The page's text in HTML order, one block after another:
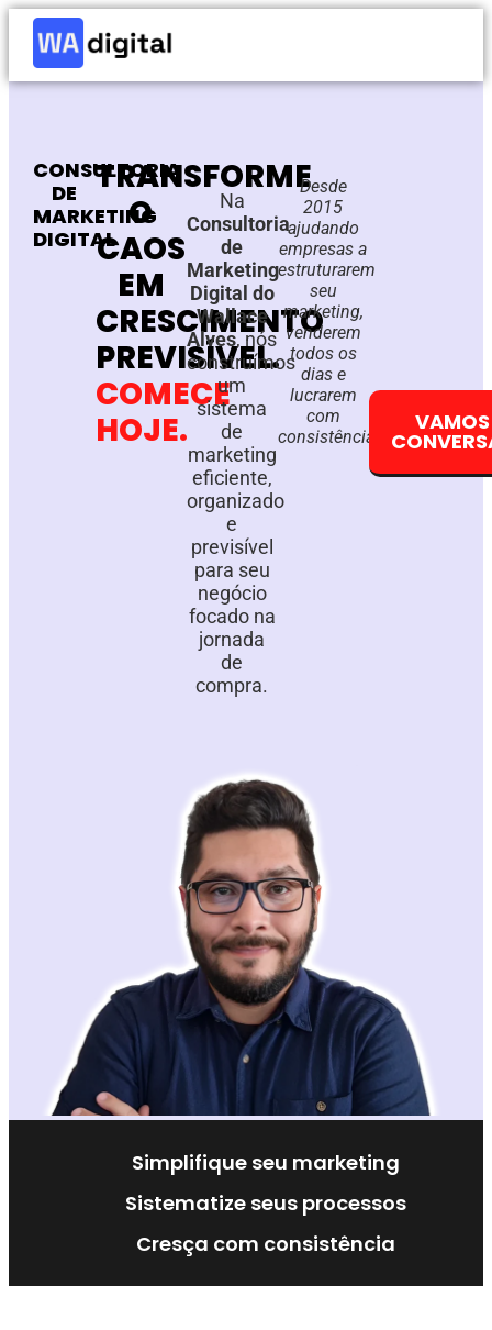
CONSULTORIA
DE
MARKETING
DIGITAL
TRANSFORME
O
CAOS
EM
CRESCIMENTO
PREVISÍVEL.
COMECE
HOJE.
Na
Consultoria
de
Marketing
Digital do
Wallace
Alves, nós
construímos
um
sistema
de
marketing
eficiente,
organizado
e
previsível
para seu
negócio
focado na
jornada
de
compra.
Desde
2015
ajudando
empresas a
estruturarem
seu
marketing,
venderem
todos os
dias e
lucrarem
com
consistência.
VAMOS
Simplifique seu marketing
Sistematize seus processos
Cresça com consistência